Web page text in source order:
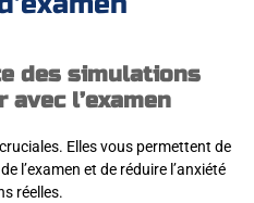
des simulations
l’examen
Elles vous permettent de
l’examen et de réduire l’anxiété
réelles.